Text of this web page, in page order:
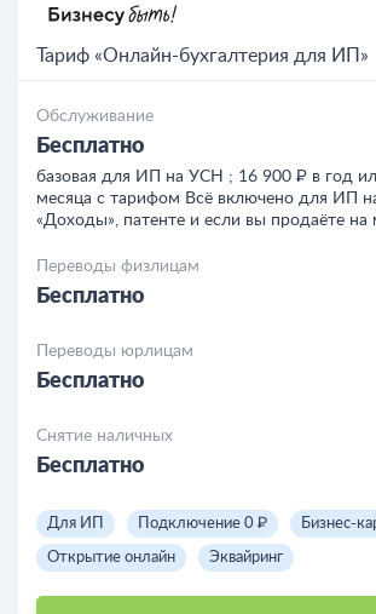
Тариф «Онлайн-бухгалтерия для ИП»
Обслуживание
Бесплатно
базовая для ИП на УСН ; 16 900 ₽ в год
месяца с тарифом Всё включено для ИП на УСН
«Доходы», патенте и если вы продаёте на
Переводы физлицам
Бесплатно
Переводы юрлицам
Бесплатно
Снятие наличных
Бесплатно
Для ИП Подключение 0 ₽ Бизнес-
Открытие онлайн Эквайринг